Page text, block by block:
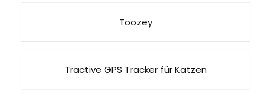
Toozey
Tractive GPS Tracker für Katzen